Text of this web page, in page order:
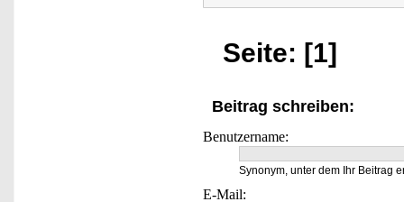
Seite: [1]
Beitrag schreiben:
Benutzername:
Synonym, unter dem Ihr Beitrag
E-Mail: